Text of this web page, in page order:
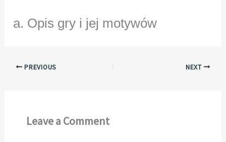
a. Opis gry i jej motywów
PREVIOUS NEXT
Leave a Comment